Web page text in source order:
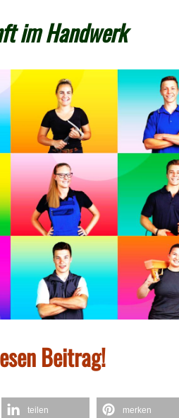
im Handwerk
Beitrag!
teilen merken